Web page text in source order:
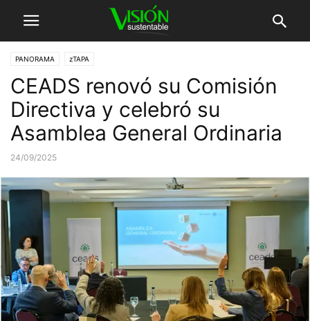
PANORAMA zTAPA
CEADS renovó su Comisión
Directiva y celebró su
Asamblea General Ordinaria
24/09/2025